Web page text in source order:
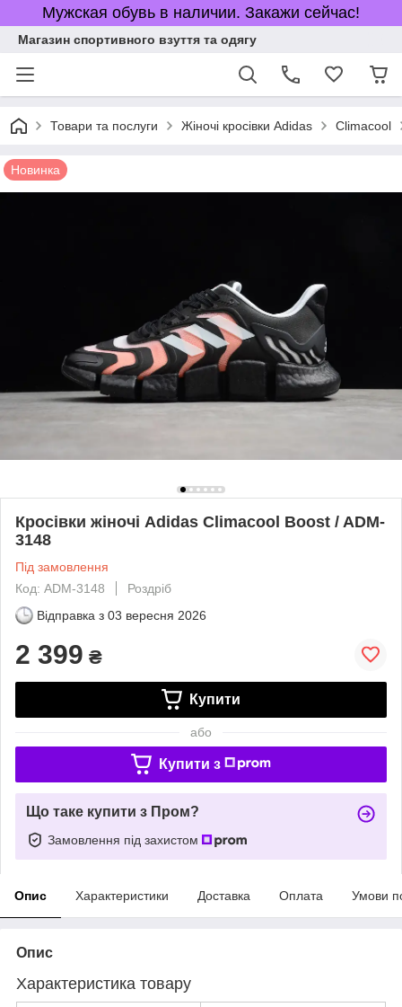
Мужская обувь в наличии. Закажи сейчас!
Магазин спортивного взуття та одягу
Товари та послуги Жіночі кросівки Adidas Climacool
Новинка
Кросівки жіночі Adidas Climacool Boost / ADM-
3148
Під замовлення
Код: ADM-3148
Роздріб
Відправка з 03 вересня 2026
2 399 ₴
Купити
або
Купити з
Що таке купити з Пром?
Замовлення під захистом
Опис Характеристики Доставка Оплата Умови
Опис
Характеристика товару